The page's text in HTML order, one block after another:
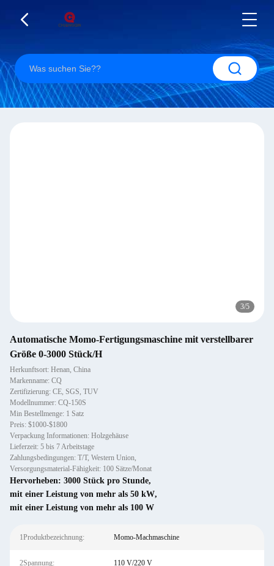
3/5
Automatische Momo-Fertigungsmaschine mit verstellbarer
Größe 0-3000 Stück/H
Herkunftsort: Henan, China
Markenname: CQ
Zertifizierung: CE, SGS, TUV
Modellnummer: CQ-150S
Min Bestellmenge: 1 Satz
Preis: $1000-$1800
Verpackung Informationen: Holzgehäuse
Lieferzeit: 5 bis 7 Arbeitstage
Zahlungsbedingungen: T/T, Western Union,
Versorgungsmaterial-Fähigkeit: 100 Sätze/Monat
Hervorheben: 3000 Stück pro Stunde,
mit einer Leistung von mehr als 50 kW,
mit einer Leistung von mehr als 100 W
1Produktbezeichnung: Momo-Machmaschine
2Spannung: 110 V/220 V